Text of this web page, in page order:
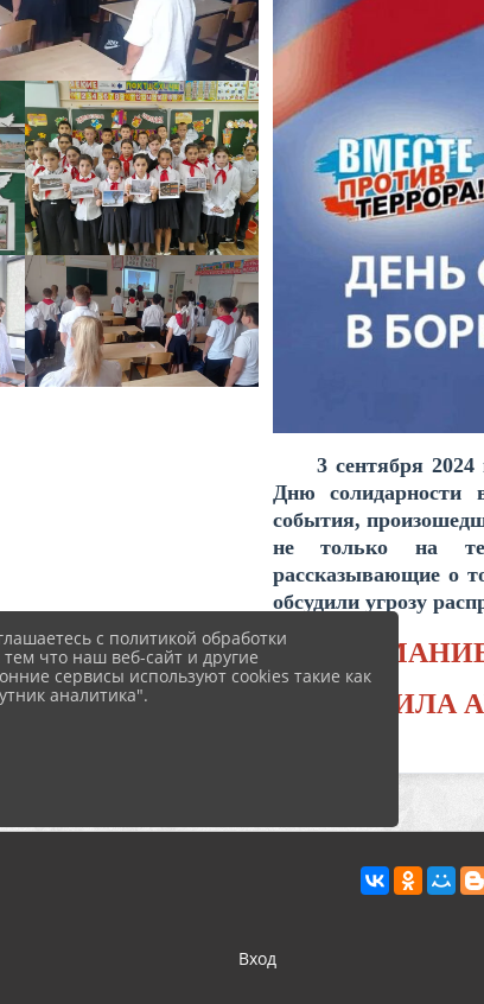
3 сентября
Дню солидарности
события,
не только на
рассказывающие о
обсудили угрозу
ПРАВИЛА
Вход
с политикой обработки
что наш веб-сайт и другие
сервисы используют cookies такие как
аналитика".